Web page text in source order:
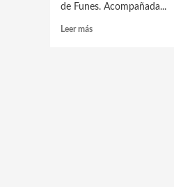
de Funes. Acompañada...
Leer másLeer